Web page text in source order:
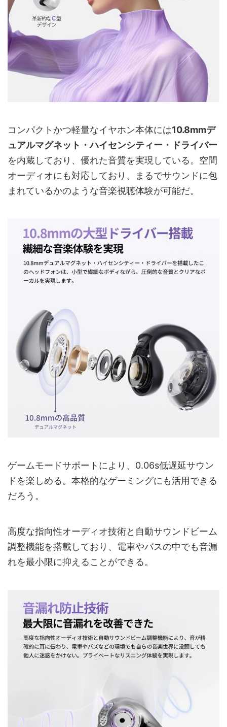
コンパクトかつ軽量なイヤホン本体には10.8mmデ
ュアルマグネット・ハイセンシティー・ドライバー
を内蔵しており、優れた音質を実現している。空間
オーディオにも対応しており、まるでサウンドに包
まれているかのような音楽視聴体験が可能だ。
ゲームモードサポートにより、0.06s低遅延サウン
ドを楽しめる。本格的なゲーミングにも活用できる
だろう。
高度な指向性オーディオ技術と自動サウンドビーム
調整機能を搭載しており、電車やバスの中でも音漏
れを最小限に抑えることができる。